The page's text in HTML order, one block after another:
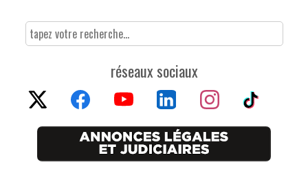
réseaux sociaux